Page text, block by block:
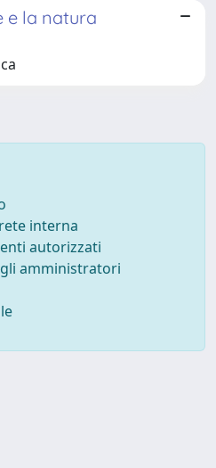
e la natura
interna
autorizzati
amministratori